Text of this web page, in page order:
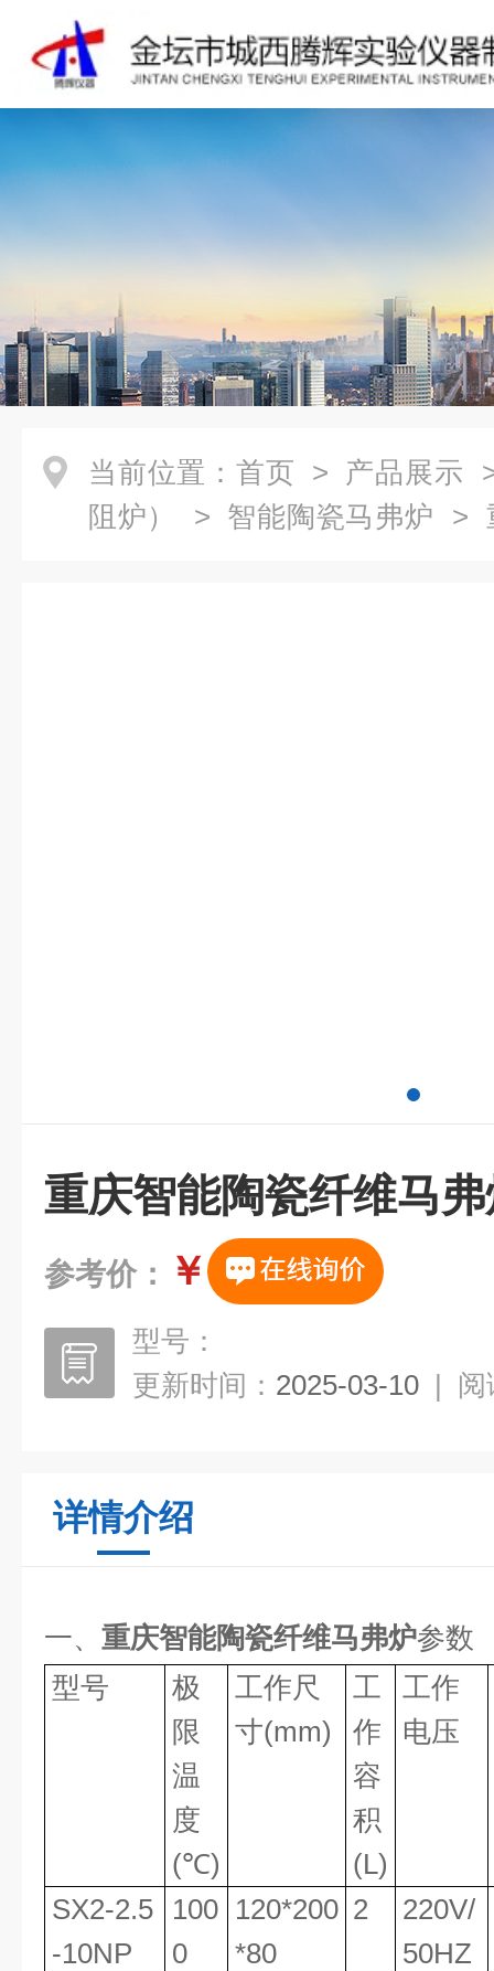
当前位置： 首页 > 产品展示
阻炉）
> 智能陶瓷马弗炉 >
重庆智能陶瓷纤维马
参考价： ￥
型号：
更新时间： 2025-03-10 | 阅
详情介绍
一、 重庆智能陶瓷纤维马弗炉参数
型号
极
限
温
度
(℃)
工作尺
寸(mm)
工
作
容
积
(L)
工作
电压
SX2-2.5
-10NP
100
0
120*200
*80
2
220V/
50HZ